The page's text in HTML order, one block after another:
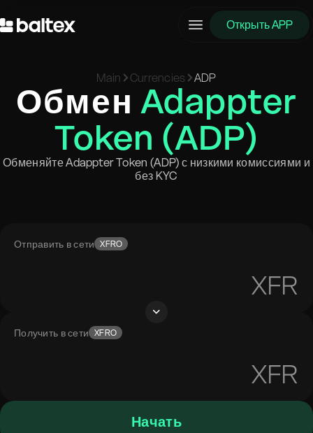
Открыть APP
Main Currencies ADP
ОбменAdappter
Token (ADP)
Обменяйте Adappter Token (ADP) с низкими комиссиями и
без KYC
Отправить в сети XFRO
XFR
Получить в сети XFRO
XFR
Начать